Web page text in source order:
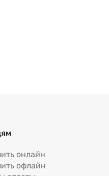
онлайн
офлайн